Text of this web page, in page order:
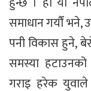
समाधान गर्यौं भने,
पनी विकास हुने,
समस्या
गराइ हरेक